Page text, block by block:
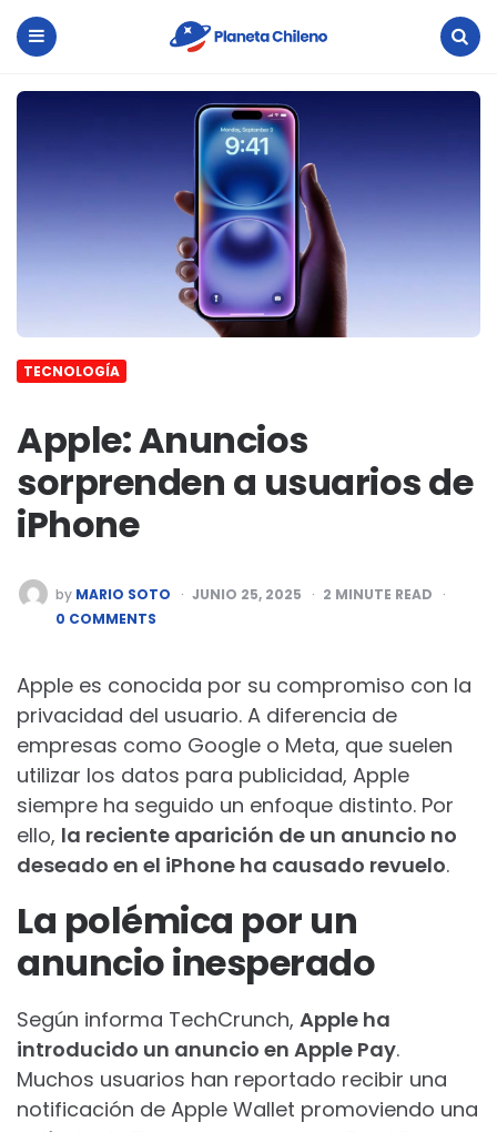
Planeta
Chileno
TECNOLOGÍA
Apple: Anuncios
sorprenden a usuarios de
iPhone
POSTED
BY
by MARIO SOTO JUNIO 25, 2025 2 MINUTE READ
0 COMMENTS
Apple es conocida por su compromiso con la
privacidad del usuario. A diferencia de
empresas como Google o Meta, que suelen
utilizar los datos para publicidad, Apple
siempre ha seguido un enfoque distinto. Por
ello, la reciente aparición de un anuncio no
deseado en el iPhone ha causado revuelo.
La polémica por un
anuncio inesperado
Según informa TechCrunch, Apple ha
introducido un anuncio en Apple Pay.
Muchos usuarios han reportado recibir una
notificación de Apple Wallet promoviendo una